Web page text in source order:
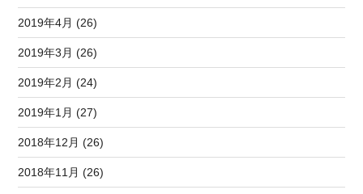
2019年4月 (26)
2019年3月 (26)
2019年2月 (24)
2019年1月 (27)
2018年12月 (26)
2018年11月 (26)